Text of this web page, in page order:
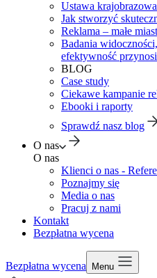
Ustawa
Jak stworzyć
Reklama – małe
Badania
efektywność
BLOG
Case study
Ciekawe kampanie
Ebooki i raporty
Sprawdź nasz blog
O nas
O nas
Klienci o nas -
Poznajmy się
Media o nas
Pracuj z nami
Kontakt
Bezpłatna wycena
Bezpłatna wycena Menu